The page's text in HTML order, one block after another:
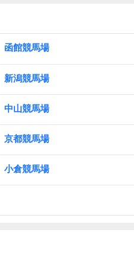
函館競馬場
新潟競馬場
中山競馬場
京都競馬場
小倉競馬場